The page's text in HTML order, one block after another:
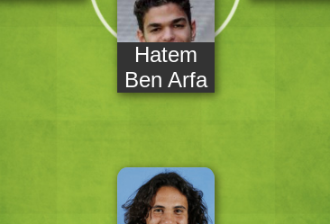
Hatem
Ben Arfa